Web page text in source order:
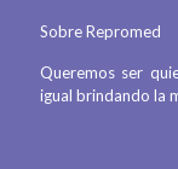
Sobre Repromed
Queremos ser
igual brindando la